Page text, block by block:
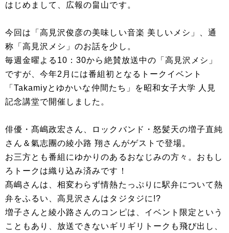
はじめまして、広報の畠山です。
今回は「高見沢俊彦の美味しい音楽 美しいメシ」、通
称「高見沢メシ」のお話を少し。
毎週金曜よる10：30から絶賛放送中の「高見沢メシ」
ですが、今年2月には番組初となるトークイベント
「Takamiyとゆかいな仲間たち」を昭和女子大学 人見
記念講堂で開催しました。
俳優・髙嶋政宏さん、ロックバンド・怒髪天の増子直純
さん＆氣志團の綾小路 翔さんがゲストで登場。
お三方とも番組にゆかりのあるおなじみの方々。おもし
ろトークは織り込み済みです！
髙嶋さんは、相変わらず情熱たっぷりに駅弁について熱
弁をふるい、高見沢さんはタジタジに!?
増子さんと綾小路さんのコンピは、イベント限定という
こともあり、放送できないギリギリトークも飛び出し、